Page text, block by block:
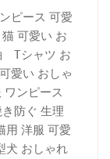
ピース 可愛
可愛い お
Tシャツ お
愛い おしゃ
ワンピース
防ぐ 生理
用 洋服 可愛
犬 おしゃれ